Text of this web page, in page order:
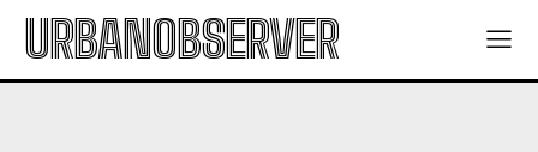
URBANOBSERVER